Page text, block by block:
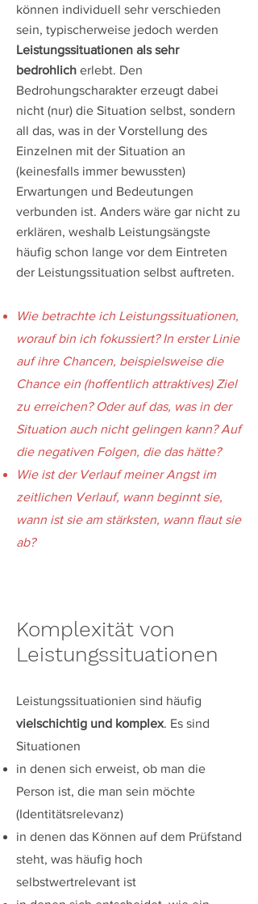
können individuell sehr verschieden
sein, typischerweise jedoch werden
Leistungssituationen als sehr
bedrohlich erlebt. Den
Bedrohungscharakter erzeugt dabei
nicht (nur) die Situation selbst, sondern
all das, was in der Vorstellung des
Einzelnen mit der Situation an
(keinesfalls immer bewussten)
Erwartungen und Bedeutungen
verbunden ist. Anders wäre gar nicht zu
erklären, weshalb Leistungsängste
häufig schon lange vor dem Eintreten
der Leistungssituation selbst auftreten.
Wie betrachte ich Leistungssituationen,
worauf bin ich fokussiert? In erster Linie
auf ihre Chancen, beispielsweise die
Chance ein (hoffentlich attraktives) Ziel
zu erreichen? Oder auf das, was in der
Situation auch nicht gelingen kann? Auf
die negativen Folgen, die das hätte?
Wie ist der Verlauf meiner Angst im
zeitlichen Verlauf, wann beginnt sie,
wann ist sie am stärksten, wann flaut sie
ab?
Komplexität von
Leistungssituationen
Leistungssituationien sind häufig
vielschichtig und komplex. Es sind
Situationen
in denen sich erweist, ob man die
Person ist, die man sein möchte
(Identitätsrelevanz)
in denen das Können auf dem Prüfstand
steht, was häufig hoch
selbstwertrelevant ist